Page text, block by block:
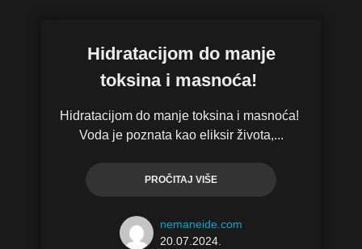
Hidratacijom do manje
toksina i masnoća!
Hidratacijom do manje toksina i masnoća!
Voda je poznata kao eliksir života,...
PROČITAJ VIŠE
nemaneide.com
20.07.2024.